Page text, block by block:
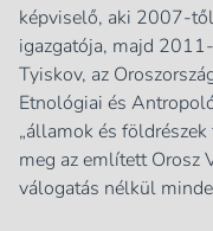
képviselő, aki 2007-
igazgatója, majd
Tyiskov, az
Etnológiai és
„államok és
meg az említett Orosz
válogatás nélkül